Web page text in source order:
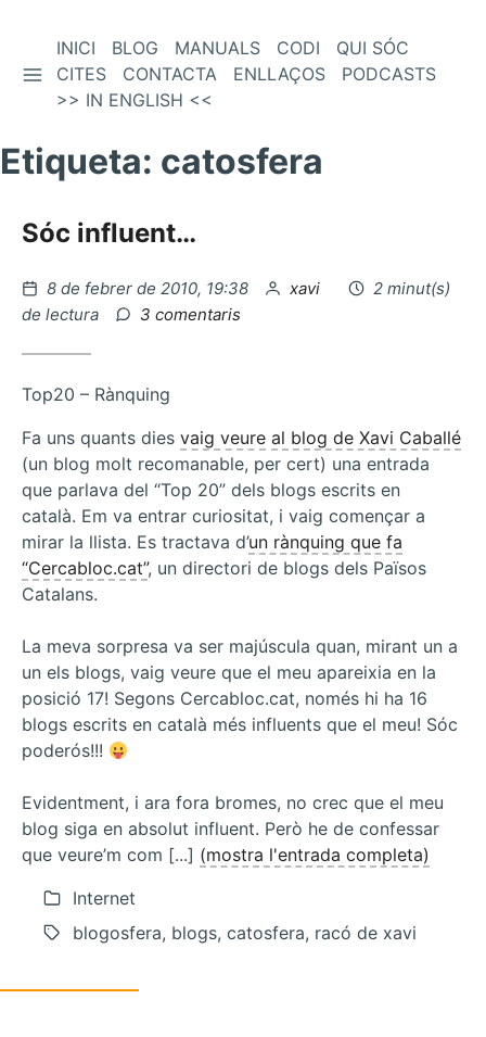
contingut
BARRA LATERAL
INICI BLOG MANUALS CODI
QUI SÓC
CITES
CONTACTA ENLLAÇOS
PODCASTS
>> IN ENGLISH <<
Etiqueta: catosfera
Sóc influent…
Publicat
el
8 de febrer de 2010, 19:38 per
xavi
2 minut(s)
de lectura
3 comentaris
Top20 – Rànquing
Fa uns quants dies vaig veure al blog de Xavi Caballé
(un blog molt recomanable, per cert) una entrada
que parlava del “Top 20” dels blogs escrits en
català. Em va entrar curiositat, i vaig començar a
mirar la llista. Es tractava d’un rànquing que fa
“Cercabloc.cat”, un directori de blogs dels Països
Catalans.
La meva sorpresa va ser majúscula quan, mirant un a
un els blogs, vaig veure que el meu apareixia en la
posició 17! Segons Cercabloc.cat, només hi ha 16
blogs escrits en català més influents que el meu! Sóc
poderós!!!
Evidentment, i ara fora bromes, no crec que el meu
blog siga en absolut influent. Però he de confessar
que veure’m com [...] (mostra l'entrada completa)
Internet
blogosfera, blogs, catosfera, racó de xavi